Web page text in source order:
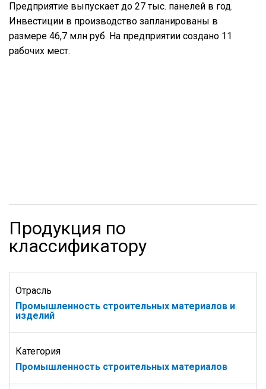
Предприятие выпускает до 27 тыс. панелей в год.
Инвестиции в производство запланированы в
размере 46,7 млн руб. На предприятии создано 11
рабочих мест.
Продукция по
классификатору
Отрасль
Промышленность строительных материалов и
изделий
Категория
Промышленность строительных материалов